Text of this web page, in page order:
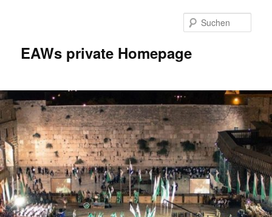
EAWs private Homepage